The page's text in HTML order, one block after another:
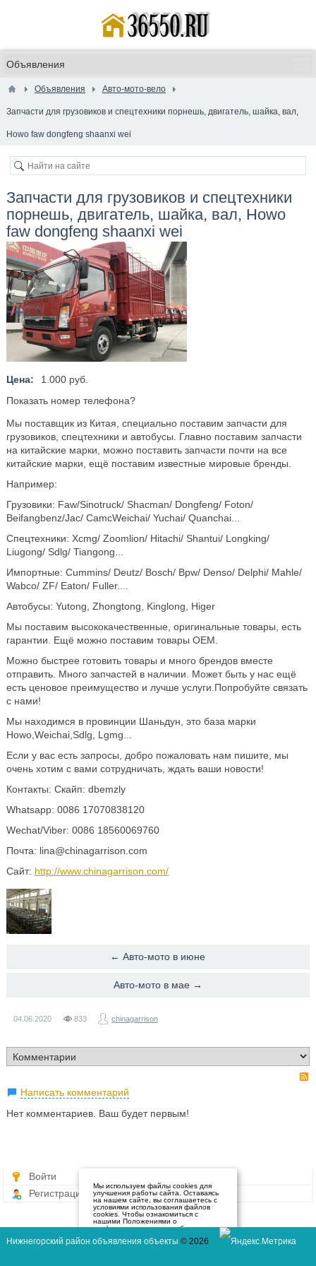
Объявления Авто-мото-вело
Запчасти для грузовиков и спецтехники порнешь, двигатель, шайка, вал,
Howo faw dongfeng shaanxi wei
Запчасти для грузовиков и спецтехники
порнешь, двигатель, шайка, вал, Howo
faw dongfeng shaanxi wei
Цена:
1.000 руб.
Показать номер телефона?
Мы поставщик из Китая, специально поставим запчасти для
грузовиков, спецтехники и автобусы. Главно поставим запчасти
на китайские марки, можно поставить запчасти почти на все
китайские марки, ещё поставим известные мировые бренды.
Например:
Грузовики: Faw/Sinotruck/ Shacman/ Dongfeng/ Foton/
Beifangbenz/Jac/ CamcWeichai/ Yuchai/ Quanchai...
Спецтехники: Xcmg/ Zoomlion/ Hitachi/ Shantui/ Longking/
Liugong/ Sdlg/ Tiangong...
Импортные: Cummins/ Deutz/ Bosch/ Bpw/ Denso/ Delphi/ Mahle/
Wabco/ ZF/ Eaton/ Fuller....
Автобусы: Yutong, Zhongtong, Kinglong, Higer
Мы поставим высококачественные, оригинальные товары, есть
гарантии. Ещё можно поставим товары OEM.
Можно быстрее готовить товары и много брендов вместе
отправить. Много запчастей в наличии. Может быть у нас ещё
есть ценовое преимущество и лучше услуги.Попробуйте связать
с нами!
Мы находимся в провинции Шаньдун, это база марки
Howo,Weichai,Sdlg, Lgmg...
Если у вас есть запросы, добро пожаловать нам пишите, мы
очень хотим с вами сотрудничать, ждать ваши новости!
Контакты: Скайп: dbemzly
Whatsapp: 0086 17070838120
Wechat/Viber: 0086 18560069760
Почта: lina@chinagarrison.com
Сайт: http://www.chinagarrison.com/
← Авто-мото в июне
Авто-мото в мае →
04.06.2020 833 chinagarrison
Написать комментарий
Нет комментариев. Ваш будет первым!
Войти
Регистрация
Мы используем файлы cookies для
улучшения работы сайта. Оставаясь
на нашем сайте, вы соглашаетесь с
условиями использования файлов
cookies. Чтобы ознакомиться с
нашими Положениями о
конфиденциальности и об
нажмите здесь.
Нижнегорский район объявления объекты © 2026